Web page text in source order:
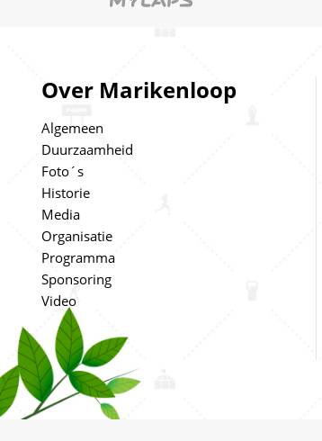
Over Marikenloop
Algemeen
Duurzaamheid
Foto´s
Historie
Media
Organisatie
Programma
Sponsoring
Video